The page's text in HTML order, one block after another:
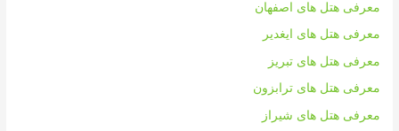
معرفی هتل های اصفهان
معرفی هتل های ایغدیر
معرفی هتل های تبریز
معرفی هتل های ترابزون
معرفی هتل های شیراز